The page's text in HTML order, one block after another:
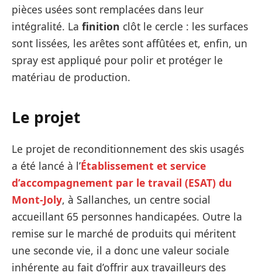
pièces usées sont remplacées dans leur
intégralité. La finition clôt le cercle : les surfaces
sont lissées, les arêtes sont affûtées et, enfin, un
spray est appliqué pour polir et protéger le
matériau de production.
Le projet
Le projet de reconditionnement des skis usagés
a été lancé à l’Établissement et service
d’accompagnement par le travail (ESAT) du
Mont-Joly, à Sallanches, un centre social
accueillant 65 personnes handicapées. Outre la
remise sur le marché de produits qui méritent
une seconde vie, il a donc une valeur sociale
inhérente au fait d’offrir aux travailleurs des